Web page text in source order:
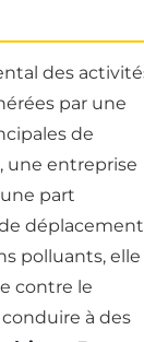
des
par une
de
une entreprise
part
polluants, elle
contre le
à des